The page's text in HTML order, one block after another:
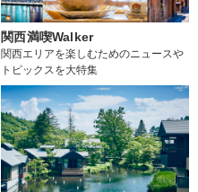
関西満喫Walker
関西エリアを楽しむためのニュースや
トピックスを大特集